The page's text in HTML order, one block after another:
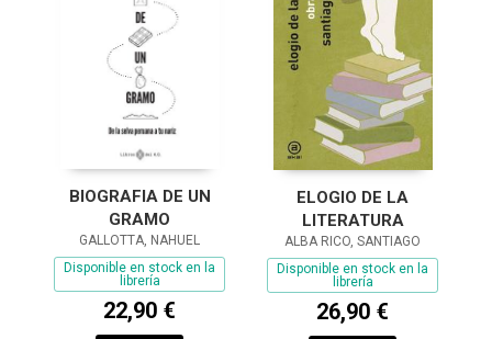
BIOGRAFIA DE UN
GRAMO
GALLOTTA, NAHUEL
Disponible en stock en la
librería
22,90 €
ELOGIO DE LA
LITERATURA
ALBA RICO, SANTIAGO
Disponible en stock en la
librería
26,90 €